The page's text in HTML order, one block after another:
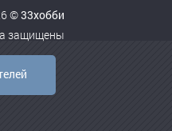
©33хобби
защищены